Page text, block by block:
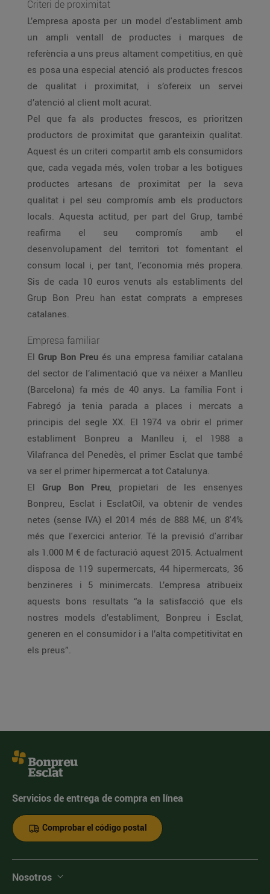
Criteri de proximitat
L’empresa aposta per un model d'establiment amb
un ampli ventall de productes i marques de
referència a uns preus altament competitius, en què
es posa una especial atenció als productes frescos
de qualitat i proximitat, i s’ofereix un servei
d’atenció al client molt acurat.
Pel que fa als productes frescos, es prioritzen
productors de proximitat que garanteixin qualitat.
Aquest és un criteri compartit amb els consumidors
que, cada vegada més, volen trobar a les botigues
productes artesans de proximitat per la seva
qualitat i pel seu compromís amb els productors
locals. Aquesta actitud, per part del Grup, també
reafirma el seu compromís amb el
desenvolupament del territori tot fomentant el
consum local i, per tant, l’economia més propera.
Sis de cada 10 euros venuts als establiments del
Grup Bon Preu han estat comprats a empreses
catalanes.
Empresa familiar
El Grup Bon Preu és una empresa familiar catalana
del sector de l’alimentació que va néixer a Manlleu
(Barcelona) fa més de 40 anys. La família Font i
Fabregó ja tenia parada a places i mercats a
principis del segle XX. El 1974 va obrir el primer
establiment Bonpreu a Manlleu i, el 1988 a
Vilafranca del Penedès, el primer Esclat que també
va ser el primer hipermercat a tot Catalunya.
El Grup Bon Preu, propietari de les ensenyes
Bonpreu, Esclat i EsclatOil, va obtenir de vendes
netes (sense IVA) el 2014 més de 888 M€, un 8'4%
més que l'exercici anterior. Té la previsió d'arribar
als 1.000 M € de facturació aquest 2015. Actualment
disposa de 119 supermercats, 44 hipermercats, 36
benzineres i 5 minimercats. L’empresa atribueix
aquests bons resultats “a la satisfacció que els
nostres models d’establiment, Bonpreu i Esclat,
generen en el consumidor i a l’alta competitivitat en
els preus”.
Servicios de entrega de compra en línea
Comprobar el código postal
Nosotros